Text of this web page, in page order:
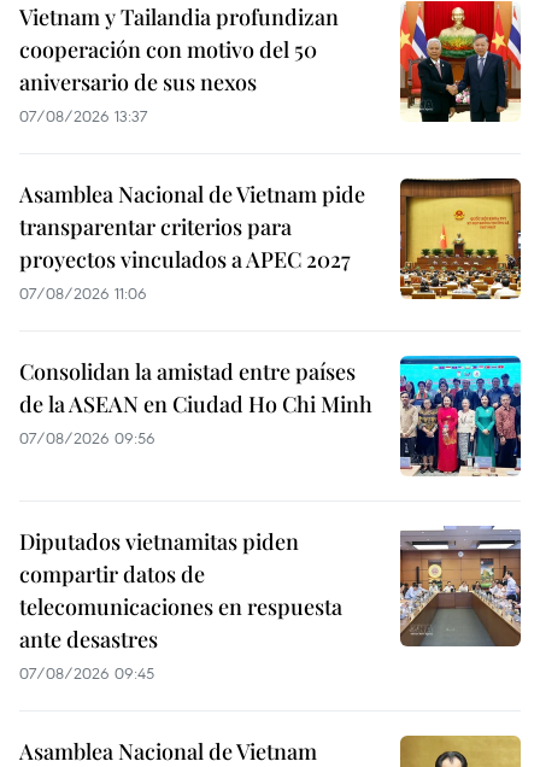
Vietnam y Tailandia profundizan
cooperación con motivo del 50
aniversario de sus nexos
07/08/2026 13:37
Asamblea Nacional de Vietnam pide
transparentar criterios para
proyectos vinculados a APEC 2027
07/08/2026 11:06
Consolidan la amistad entre países
de la ASEAN en Ciudad Ho Chi Minh
07/08/2026 09:56
Diputados vietnamitas piden
compartir datos de
telecomunicaciones en respuesta
ante desastres
07/08/2026 09:45
Asamblea Nacional de Vietnam